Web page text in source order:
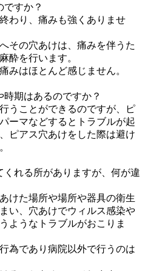
ですか？
わり、痛みも強くありませ
その穴あけは、痛みを伴うた
酔を行います。
みはほとんど感じません。
期はあるのですか？
うことができるのですが、ピ
ーマなどするとトラブルが起
ピアス穴あけをした際は避け
れる所がありますが、何が違
けた場所や場所や器具の衛生
い、穴あけでウィルス感染や
ようなトラブルがおこりま
為であり病院以外で行うのは